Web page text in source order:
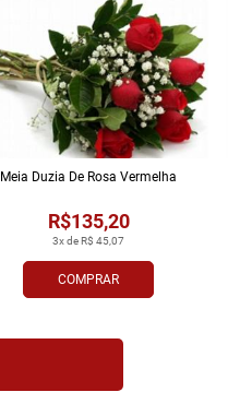
COMPRAR
3x de R$ 45,07
R$135,20
Meia Duzia De Rosa Vermelha